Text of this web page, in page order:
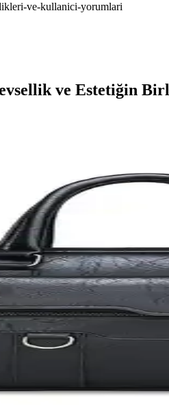
ve-kullanici-yorumlari
ve Estetiğin